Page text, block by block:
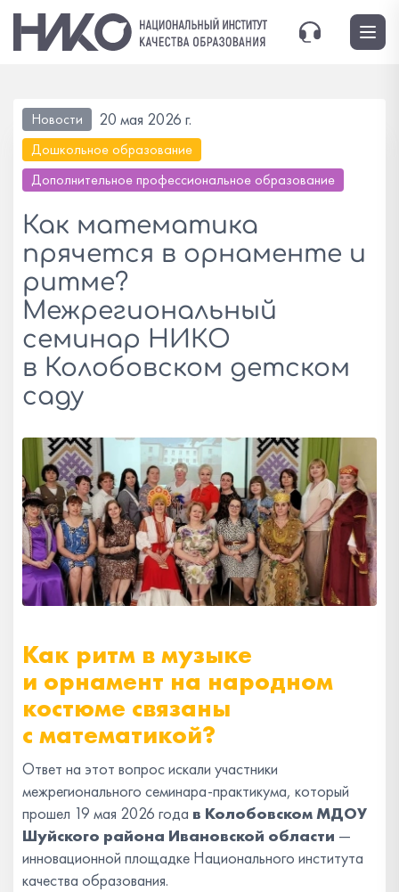
Новости 20 мая 2026 г.
Дошкольное образование
Дополнительное профессиональное образование
Как математика
прячется в орнаменте и
ритме?
Межрегиональный
семинар НИКО
в Колобовском детском
саду
Как ритм в музыке
и орнамент на народном
костюме связаны
с математикой?
Ответ на этот вопрос искали участники
межрегионального семинара-практикума, который
прошел 19 мая 2026 года в Колобовском МДОУ
Шуйского района Ивановской области —
инновационной площадке Национального института
качества образования.